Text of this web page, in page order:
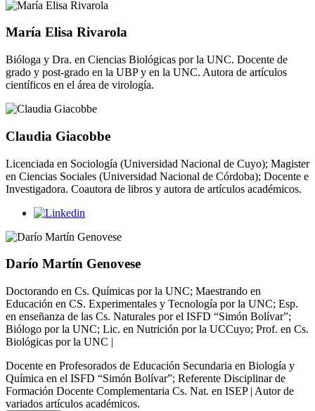
María Elisa Rivarola
Bióloga y Dra. en Ciencias Biológicas por la UNC. Docente de
grado y post-grado en la UBP y en la UNC. Autora de artículos
científicos en el área de virología.
Claudia Giacobbe
Licenciada en Sociología (Universidad Nacional de Cuyo); Magister
en Ciencias Sociales (Universidad Nacional de Córdoba); Docente e
Investigadora. Coautora de libros y autora de artículos académicos.
Darío Martín Genovese
Doctorando en Cs. Químicas por la UNC; Maestrando en
Educación en CS. Experimentales y Tecnología por la UNC; Esp.
en enseñanza de las Cs. Naturales por el ISFD “Simón Bolívar”;
Biólogo por la UNC; Lic. en Nutrición por la UCCuyo; Prof. en Cs.
Biológicas por la UNC |
Docente en Profesorados de Educación Secundaria en Biología y
Química en el ISFD “Simón Bolívar”; Referente Disciplinar de
Formación Docente Complementaria Cs. Nat. en ISEP | Autor de
variados artículos académicos.